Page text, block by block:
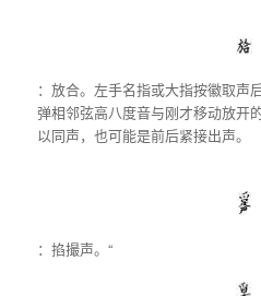
：放合。左手名指或大指按徽取声
弹相邻弦高八度音与刚才移动放开
以同声，也可能是前后紧接出声。
：掐撮声。“